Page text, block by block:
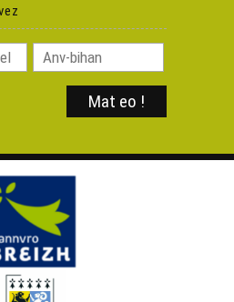
47 – An amzer
48 - Le c’h
50 – Al louzoù
51 - Ar mor